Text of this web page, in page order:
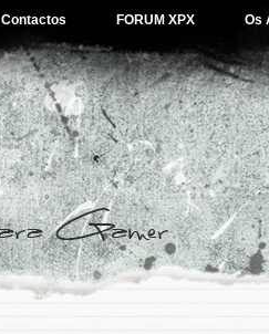
Contactos FORUM XPX Os